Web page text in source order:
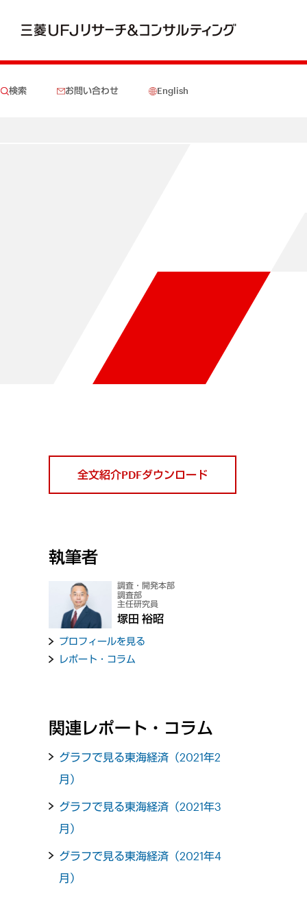
検索 お問い合わせ English
全文紹介PDFダウンロード
執筆者
調査・開発本部
調査部
主任研究員
塚田 裕昭
プロフィールを見る
レポート・コラム
関連レポート・コラム
グラフで見る東海経済（2021年2
月）
グラフで見る東海経済（2021年3
月）
グラフで見る東海経済（2021年4
月）